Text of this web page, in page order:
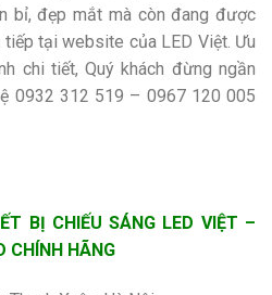
bỉ, đẹp mắt mà còn đang được
tại website của LED Việt. Ưu
chi tiết, Quý khách đừng ngần
0932 312 519 – 0967 120 005
BỊ CHIẾU SÁNG LED VIỆT –
CHÍNH HÃNG